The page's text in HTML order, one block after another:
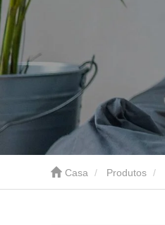
Casa Produtos